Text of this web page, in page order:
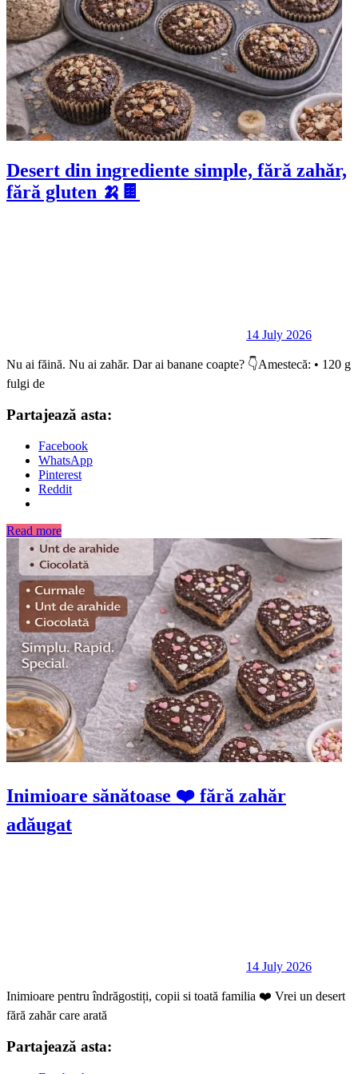
Desert din ingrediente simple, fără zahăr,
fără gluten 🍌🍫
14 July 2026
Nu ai făină. Nu ai zahăr. Dar ai banane coapte? 👇Amestecă: • 120 g
fulgi de
Partajează asta:
Facebook
WhatsApp
Pinterest
Reddit
Read more
Inimioare sănătoase ❤️ fără zahăr
adăugat
14 July 2026
Inimioare pentru îndrăgostiți, copii si toată familia ❤️ Vrei un desert
fără zahăr care arată
Partajează asta: